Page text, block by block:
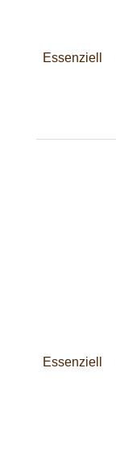
Essenziell
Essenziell